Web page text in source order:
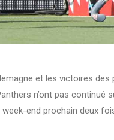
et les victoires
n’ont pas continué
end prochain deux